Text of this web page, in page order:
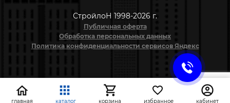
СтройлоН 1998-2026 г.
Публичная оферта
Обработка персональных данных
Политика конфиденциальности сервисов Яндекс
главная каталог корзина избранное кабинет